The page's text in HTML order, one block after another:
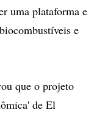
uma plataforma e
e
que o projeto
de El